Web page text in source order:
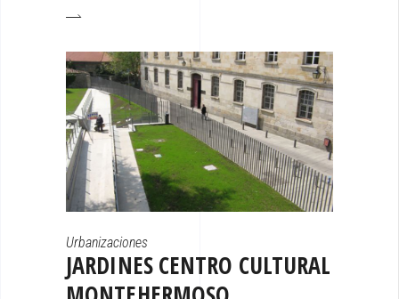
Urbanizaciones
JARDINES CENTRO CULTURAL